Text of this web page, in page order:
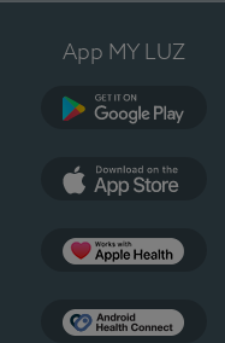
App MY LUZ